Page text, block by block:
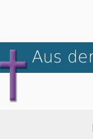
Aus